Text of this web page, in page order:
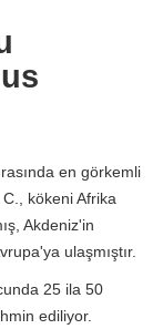
en görkemli
kökeni Afrika
Akdeniz'in
ulaşmıştır.
25 ila 50
ediliyor.